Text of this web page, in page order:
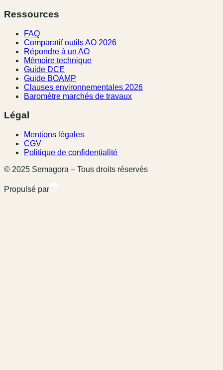
Ressources
FAQ
Comparatif outils AO 2026
Répondre à un AO
Mémoire technique
Guide DCE
Guide BOAMP
Clauses environnementales 2026
Baromètre marchés de travaux
Légal
Mentions légales
CGV
Politique de confidentialité
© 2025 Semagora – Tous droits réservés
Propulsé par